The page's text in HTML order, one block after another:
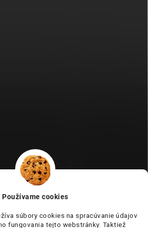
Používame cookies
súbory cookies na spracúvanie údajov
fungovania tejto webstránky. Taktiež